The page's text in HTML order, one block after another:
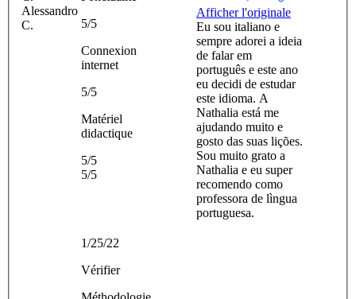
Alessandro
C.
5/5
Connexion
internet
5/5
Matériel
didactique
5/5
5/5
Afficher l'originale
Eu sou italiano e
sempre adorei a ideia
de falar em
português e este ano
eu decidi de estudar
este idioma. A
Nathalia está me
ajudando muito e
gosto das suas lições.
Sou muito grato a
Nathalia e eu super
recomendo como
professora de lìngua
portuguesa.
1/25/22
Vérifier